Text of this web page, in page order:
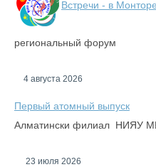
Встречи - в
региональный форум
4 августа 2026
Первый атомный выпуск
Алматински филиал НИЯУ
23 июля 2026